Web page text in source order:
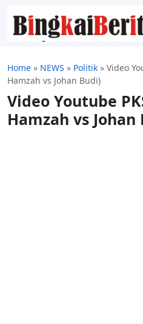
Home » NEWS » Politik » Video
Hamzah vs Johan Budi)
Video Youtube
Hamzah vs Johan